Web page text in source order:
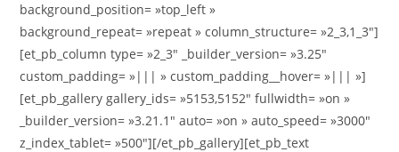
background_position= »top_left »
background_repeat= »repeat » column_structure= »2_3,1_3″]
[et_pb_column type= »2_3″ _builder_version= »3.25″
custom_padding= »||| » custom_padding__hover= »||| »]
[et_pb_gallery gallery_ids= »5153,5152″ fullwidth= »on »
_builder_version= »3.21.1″ auto= »on » auto_speed= »3000″
z_index_tablet= »500″][/et_pb_gallery][et_pb_text